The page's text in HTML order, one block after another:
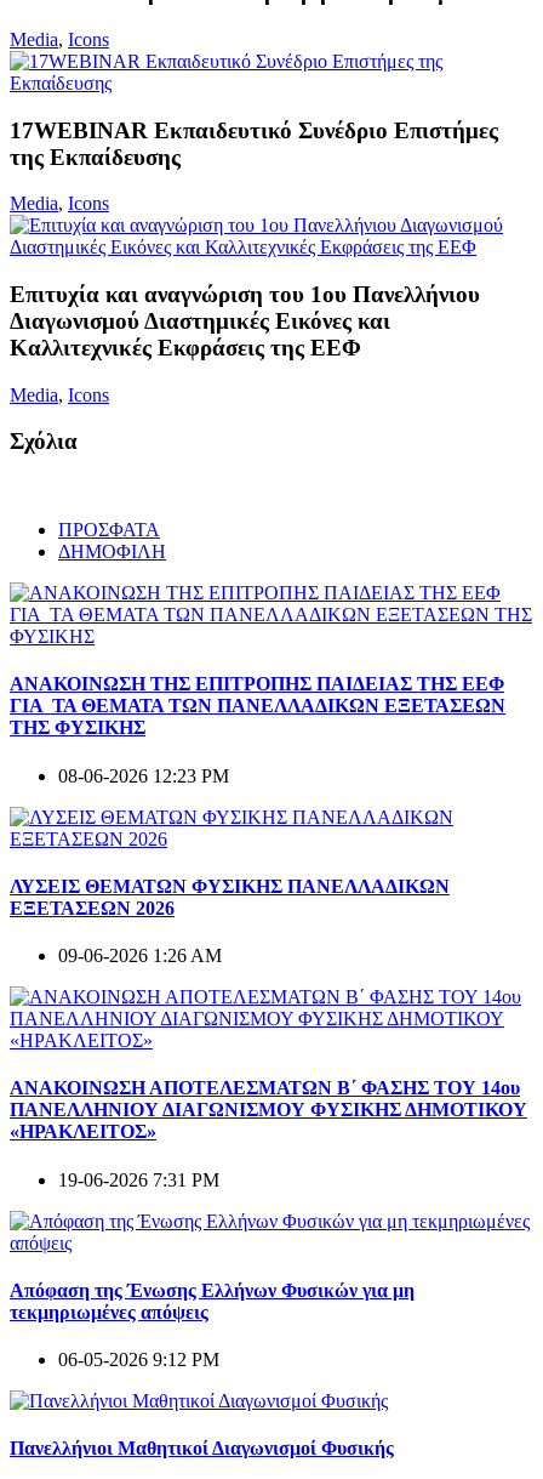
Media, Icons
17WEBINAR Eκπαιδευτικό Συνέδριο Επιστήμες
της Εκπαίδευσης
Media, Icons
Επιτυχία και αναγνώριση του 1ου Πανελλήνιου
Διαγωνισμού Διαστημικές Εικόνες και
Καλλιτεχνικές Εκφράσεις της ΕΕΦ
Media, Icons
Σχόλια
ΠΡΟΣΦΑΤΑ
ΔΗΜΟΦΙΛΗ
ΑΝΑΚΟΙΝΩΣΗ ΤΗΣ ΕΠΙΤΡΟΠΗΣ ΠΑΙΔΕΙΑΣ ΤΗΣ ΕΕΦ
ΓΙΑ ΤΑ ΘΕΜΑΤΑ ΤΩΝ ΠΑΝΕΛΛΑΔΙΚΩΝ ΕΞΕΤΑΣΕΩΝ
ΤΗΣ ΦΥΣΙΚΗΣ
08-06-2026 12:23 PM
ΛΥΣΕΙΣ ΘΕΜΑΤΩΝ ΦΥΣΙΚΗΣ ΠΑΝΕΛΛΑΔΙΚΩΝ
ΕΞΕΤΑΣΕΩΝ 2026
09-06-2026 1:26 AM
ΑΝΑΚΟΙΝΩΣΗ ΑΠΟΤΕΛΕΣΜΑΤΩΝ Β΄ ΦΑΣΗΣ ΤΟΥ 14ου
ΠΑΝΕΛΛΗΝΙΟΥ ΔΙΑΓΩΝΙΣΜΟΥ ΦΥΣΙΚΗΣ ΔΗΜΟΤΙΚΟΥ
«ΗΡΑΚΛΕΙΤΟΣ»
19-06-2026 7:31 PM
Απόφαση της Ένωσης Ελλήνων Φυσικών για μη
τεκμηριωμένες απόψεις
06-05-2026 9:12 PM
Πανελλήνιοι Μαθητικοί Διαγωνισμοί Φυσικής